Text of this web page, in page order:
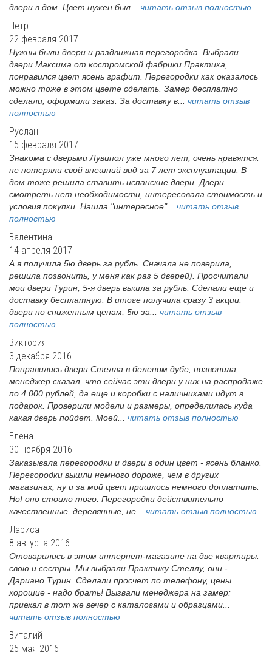
двери в дом. Цвет нужен был... читать отзыв полностью
Петр
22 февраля 2017
Нужны были двери и раздвижная перегородка. Выбрали
двери Максима от костромской фабрики Практика,
понравился цвет ясень графит. Перегородки как оказалось
можно тоже в этом цвете сделать. Замер бесплатно
сделали, оформили заказ. За доставку в... читать отзыв
полностью
Руслан
15 февраля 2017
Знакома с дверьми Лувипол уже много лет, очень нравятся:
не потеряли свой внешний вид за 7 лет эксплуатации. В
дом тоже решила ставить испанские двери. Двери
смотреть нет необходимости, интересовала стоимость и
условия покупки. Нашла "интересное"... читать отзыв
полностью
Валентина
14 апреля 2017
А я получила 5ю дверь за рубль. Сначала не поверила,
решила позвонить, у меня как раз 5 дверей). Просчитали
мои двери Турин, 5-я дверь вышла за рубль. Сделали еще и
доставку бесплатную. В итоге получила сразу 3 акции:
двери по сниженным ценам, 5ю за... читать отзыв
полностью
Виктория
3 декабря 2016
Понравились двери Стелла в беленом дубе, позвонила,
менеджер сказал, что сейчас эти двери у них на распродаже
по 4 000 рублей, да еще и коробки с наличниками идут в
подарок. Проверили модели и размеры, определилась куда
какая дверь пойдет. Моей... читать отзыв полностью
Елена
30 ноября 2016
Заказывала перегородки и двери в один цвет - ясень бланко.
Перегородки вышли немного дороже, чем в других
магазинах, ну и за мой цвет пришлось немного доплатить.
Но! оно стоило того. Перегородки действительно
качественные, деревянные, не... читать отзыв полностью
Лариса
8 августа 2016
Отоварились в этом интернет-магазине на две квартиры:
свою и сестры. Мы выбрали Практику Стеллу, они -
Дариано Турин. Сделали просчет по телефону, цены
хорошие - надо брать! Вызвали менеджера на замер:
приехал в тот же вечер с каталогами и образцами...
читать отзыв полностью
Виталий
25 мая 2016